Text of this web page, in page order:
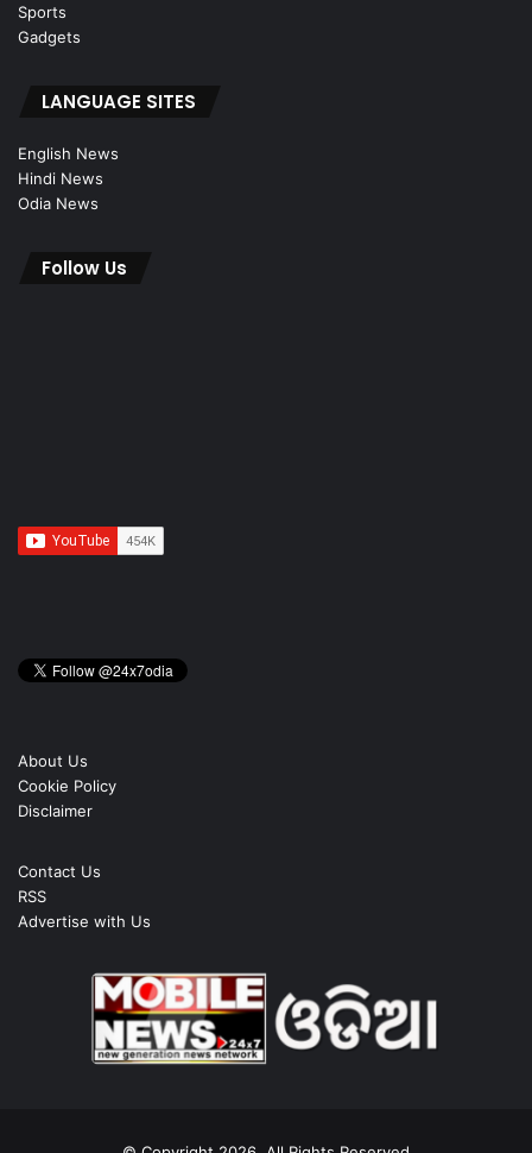
Sports
Gadgets
LANGUAGE SITES
English News
Hindi News
Odia News
Follow Us
About Us
Cookie Policy
Disclaimer
Contact Us
RSS
Advertise with Us